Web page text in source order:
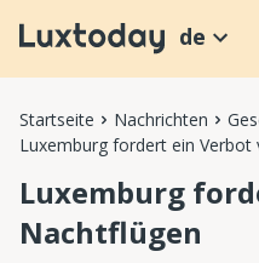
de
Startseite Nachrichten
Luxemburg fordert ein Verbot
Luxemburg
Nachtflügen